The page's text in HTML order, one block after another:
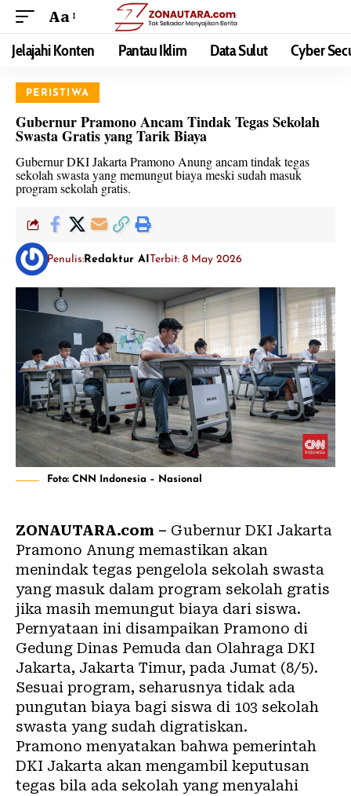
Aa
Jelajahi Konten Pantau Iklim Data Sulut Cyber
PERISTIWA
Gubernur Pramono Ancam Tindak Tegas Sekolah
Swasta Gratis yang Tarik Biaya
Gubernur DKI Jakarta Pramono Anung ancam tindak tegas
sekolah swasta yang memungut biaya meski sudah masuk
program sekolah gratis.
Penulis: Redaktur AITerbit: 8 May 2026
Foto: CNN Indonesia – Nasional
ZONAUTARA.com – Gubernur DKI Jakarta
Pramono Anung memastikan akan
menindak tegas pengelola sekolah swasta
yang masuk dalam program sekolah gratis
jika masih memungut biaya dari siswa.
Pernyataan ini disampaikan Pramono di
Gedung Dinas Pemuda dan Olahraga DKI
Jakarta, Jakarta Timur, pada Jumat (8/5).
Sesuai program, seharusnya tidak ada
pungutan biaya bagi siswa di 103 sekolah
swasta yang sudah digratiskan.
Pramono menyatakan bahwa pemerintah
DKI Jakarta akan mengambil keputusan
tegas bila ada sekolah yang menyalahi